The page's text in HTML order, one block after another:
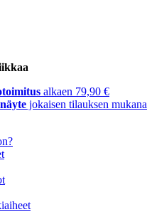
alkaen 79,90 €
jokaisen tilauksen mukana